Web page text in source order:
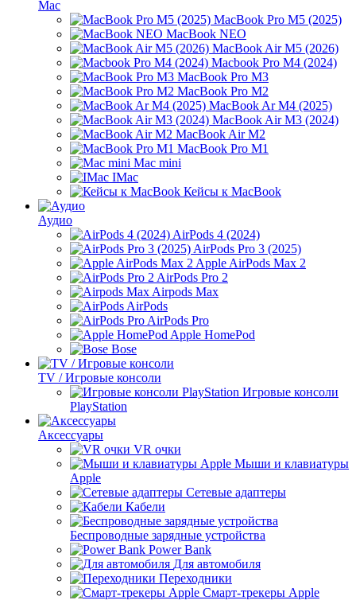
Mac
MacBook Pro M5 (2025)
MacBook NEO
MacBook Air M5 (2026)
Macbook Pro M4 (2024)
MacBook Pro M3
MacBook Pro M2
MacBook Ar M4 (2025)
MacBook Air M3 (2024)
MacBook Air M2
MacBook Pro M1
Mac mini
IMac
Кейсы к MacBook
Аудио
AirPods 4 (2024)
AirPods Pro 3 (2025)
Apple AirPods Max 2
AirPods Pro 2
Airpods Max
AirPods
AirPods Pro
Apple HomePod
Bose
TV / Игровые консоли
Игровые консоли
PlayStation
Аксессуары
VR очки
Мыши и клавиатуры
Apple
Сетевые адаптеры
Кабели
Беспроводные зарядные устройства
Power Bank
Для автомобиля
Переходники
Смарт-трекеры Apple